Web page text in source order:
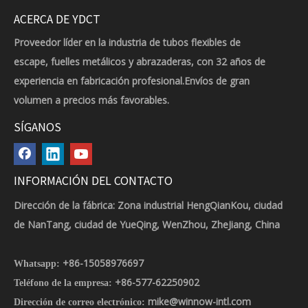
ACERCA DE YDCT
Proveedor líder en la industria de tubos flexibles de
escape, fuelles metálicos y abrazaderas, con 32 años de
experiencia en fabricación profesional.Envíos de gran
volumen a precios más favorables.
SÍGANOS
INFORMACIÓN DEL CONTACTO
Dirección de la fábrica: Zona industrial HengQianKou, ciudad
de NanTang, ciudad de YueQing, WenZhou, ZheJiang, China
Whatsapp: +86-15058976697
Teléfono de la empresa: +86-577-62250902
Dirección de correo electrónico: mike@winnow-intl.com